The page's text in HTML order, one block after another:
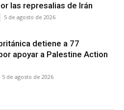
las represalias de Irán
5 de agosto de 2026
detiene a 77
apoyar a Palestine Action
5 de agosto de 2026